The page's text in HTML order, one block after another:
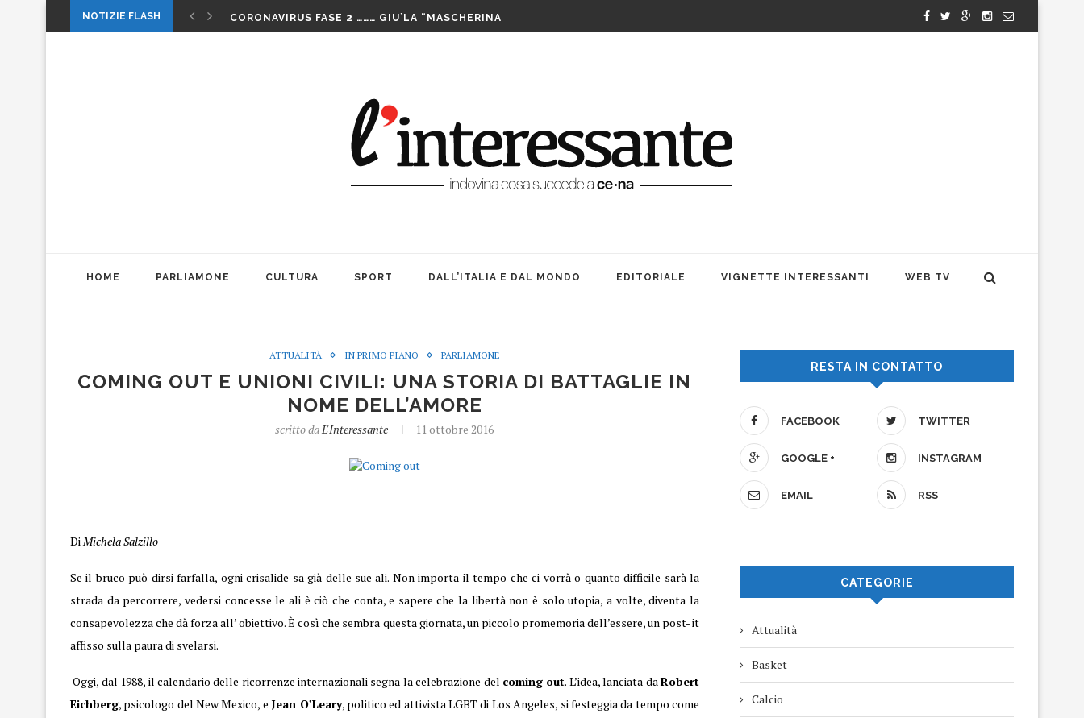
NOTIZIE FLASH
CORONAVIRUS FASE 2 ……… GIU`LA “MASCHERINA
LA MUSICA DELLA GATTA CENERENTOLA COME PASS PER...
DA CONSUMARCI PREFERIBILMENTE DOPO MORTI: OFFICINA TEATRO INCANTA...
VALERIO BIANCHINI E LE SUE … BOMBE. AMARCORD...
CASO WEINSTEIN. DITE ALLE DONNE CHE NON SIAMO...
THE ALIENS AD OFFICINA TEATRO: VITA, AMICIZIA ED...
1 MAGGIO: FESTA O…. LUTTO. UNA FESTA BEN...
HOME PARLIAMONE CULTURA SPORT DALL’ITALIA E DAL MONDO EDITORIALE VIGNETTE INTERESSANTI WEB TV
ATTUALITÀ IN PRIMO PIANO PARLIAMONE
COMING OUT E UNIONI CIVILI: UNA STORIA DI BATTAGLIE IN
NOME DELL’AMORE
scritto daL'Interessante 11 ottobre 2016
DiMichela Salzillo
Se il bruco può dirsi farfalla, ogni crisalide sa già delle sue ali. Non importa il tempo che ci vorrà o quanto difficile sarà la
strada da percorrere, vedersi concesse le ali è ciò che conta, e sapere che la libertà non è solo utopia, a volte, diventa la
consapevolezza che dà forza all’ obiettivo. È così che sembra questa giornata, un piccolo promemoria dell’essere, un post- it
affisso sulla paura di svelarsi.
Oggi, dal 1988, il calendario delle ricorrenze internazionali segna la celebrazione del coming out. L’idea, lanciata daRobert
Eichberg, psicologo del New Mexico, e Jean O’Leary, politico ed attivista LGBT di Los Angeles, si festeggia da tempo come
RESTA IN CONTATTO
FACEBOOK TWITTER
GOOGLE + INSTAGRAM
EMAIL RSS
CATEGORIE
Attualità
Basket
Calcio